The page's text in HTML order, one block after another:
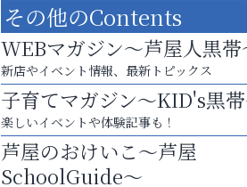
あなたらしく奏でる、音楽の時間
アクイール芦屋店
その他のContents
WEBマガジン～芦屋人黒帯
新店やイベント情報、最新トピックス
子育てマガジン～KID's黒
楽しいイベントや体験記事も！
芦屋のおけいこ～芦屋
SchoolGuide～